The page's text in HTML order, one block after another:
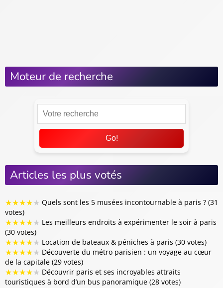
Moteur de recherche
Go!
Articles les plus votés
★★★★★ Quels sont les 5 musées incontournable à paris ? (31
votes)
★★★★★ Les meilleurs endroits à expérimenter le soir à paris
(30 votes)
★★★★★ Location de bateaux & péniches à paris (30 votes)
★★★★★ Découverte du métro parisien : un voyage au cœur
de la capitale (29 votes)
★★★★★ Découvrir paris et ses incroyables attraits
touristiques à bord d’un bus panoramique (28 votes)